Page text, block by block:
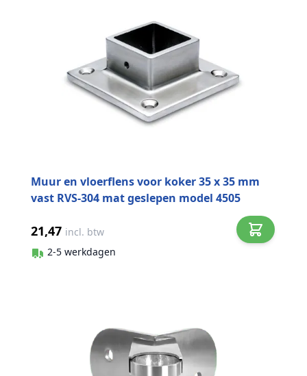
Muur en vloerflens voor koker 35 x 35 mm
vast RVS-304 mat geslepen model 4505
21,47 incl. btw
2-5 werkdagen